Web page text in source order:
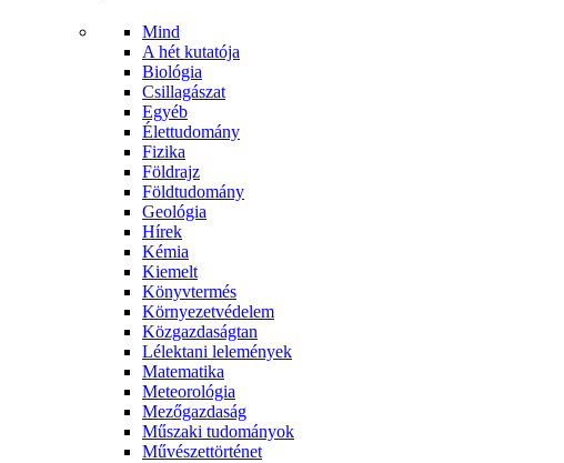
Mind
A hét kutatója
Biológia
Csillagászat
Egyéb
Élettudomány
Fizika
Földrajz
Földtudomány
Geológia
Hírek
Kémia
Kiemelt
Könyvtermés
Környezetvédelem
Közgazdaságtan
Lélektani lelemények
Matematika
Meteorológia
Mezőgazdaság
Műszaki tudományok
Művészettörténet